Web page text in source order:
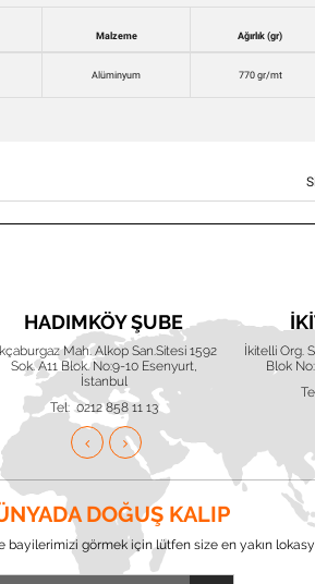
Malzeme Ağırlık (gr)
Alüminyum 770 gr/mt
HADIMKÖY ŞUBE
Mah. Alkop San.Sitesi 1592
Sok. A11 Blok. No:9-10 Esenyurt,
İstanbul
Tel: 0212 858 11 13
İkitelli Org.
Blok
DOĞUŞ KALIP
bayilerimizi görmek için lütfen size en yakın